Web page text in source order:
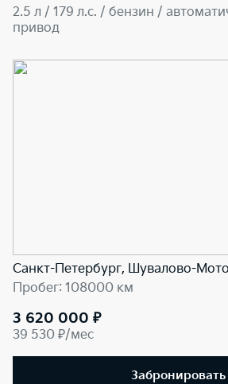
2.5 л / 179 л.c. / бензин /
привод
Санкт-Петербург, Шувалово-
Пробег: 108000 км
3 620 000 ₽
39 530 ₽/мес
Забронировать